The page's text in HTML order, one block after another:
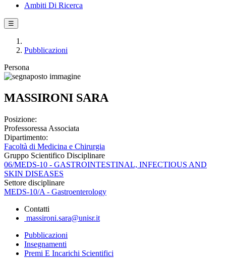
Ambiti Di Ricerca
☰
Pubblicazioni
Persona
MASSIRONI SARA
Posizione:
Professoressa Associata
Dipartimento:
Facoltà di Medicina e Chirurgia
Gruppo Scientifico Disciplinare
06/MEDS-10 - GASTROINTESTINAL, INFECTIOUS AND
SKIN DISEASES
Settore disciplinare
MEDS-10/A - Gastroenterology
Contatti
massironi.sara@unisr.it
Pubblicazioni
Insegnamenti
Premi E Incarichi Scientifici